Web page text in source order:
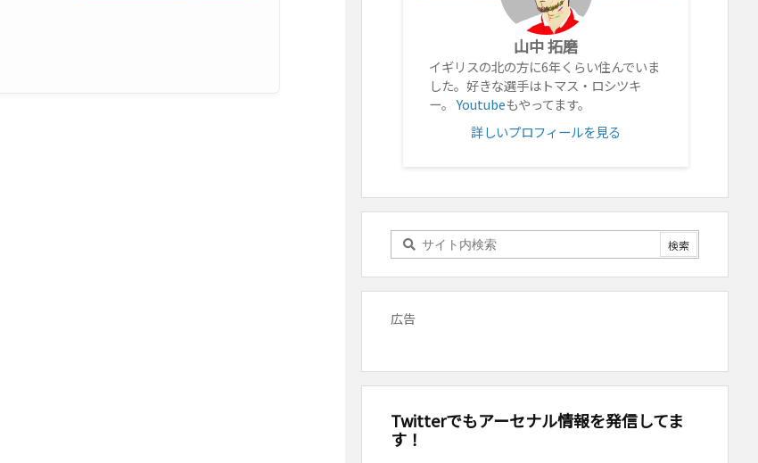
山中 拓磨
イギリスの北の方に6年くらい住んでいま
した。好きな選手はトマス・ロシツキ
ー。Youtubeもやってます。
詳しいプロフィールを見る
広告
Twitterでもアーセナル情報を発信してま
す！